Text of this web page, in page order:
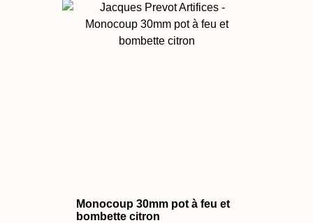
Monocoup 30mm pot à feu et
bombette citron